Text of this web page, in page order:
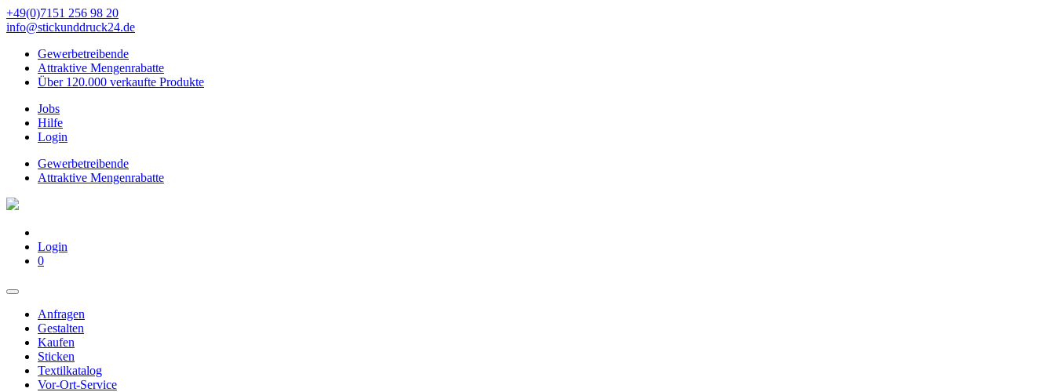
+49(0)7151 256 98 20‬
info@stickunddruck24.de
Gewerbetreibende
Attraktive Mengenrabatte
Über 120.000 verkaufte Produkte
Jobs
Hilfe
Login
Gewerbetreibende
Attraktive Mengenrabatte
Login
0
Anfragen
Gestalten
Kaufen
Sticken
Textilkatalog
Vor-Ort-Service